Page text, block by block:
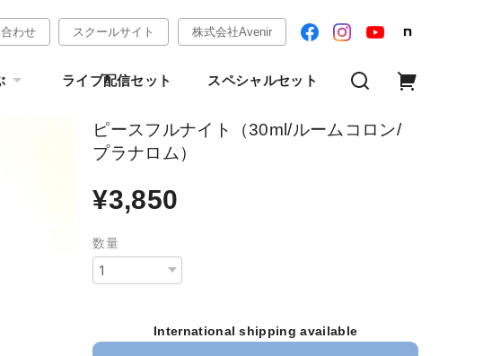
わせ スクールサイト 株式会社Avenir
ライブ配信セット スペシャルセット
ピースフルナイト（30ml/ルームコロン/
プラナロム）
¥3,850
数量
International shipping available